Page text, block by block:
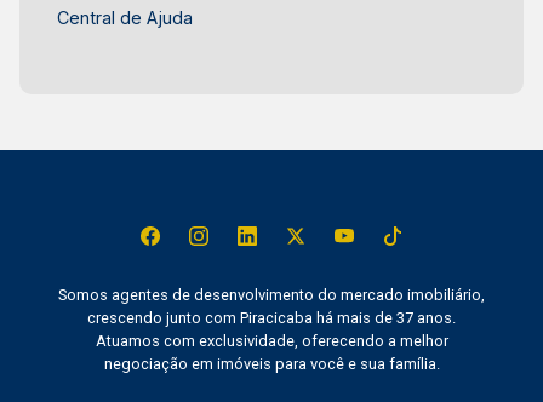
Central de Ajuda
Somos agentes de desenvolvimento do mercado imobiliário,
crescendo junto com Piracicaba há mais de 37 anos.
Atuamos com exclusividade, oferecendo a melhor
negociação em imóveis para você e sua família.